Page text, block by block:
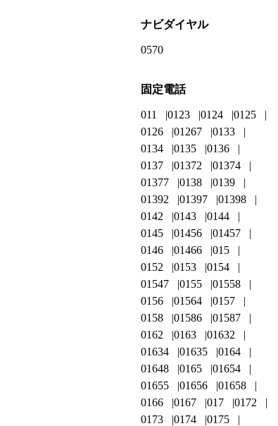
ナビダイヤル
0570
固定電話
011 0123 0124
0125
0126
01267
0133
0134
0135
0136
0137
01372
01374
01377
0138
0139
01392
01397
01398
0142
0143
0144
0145
01456
01457
0146
01466
015
0152
0153
0154
01547
0155
01558
0156
01564
0157
0158
01586
01587
0162
0163
01632
01634
01635
0164
01648
0165
01654
01655
01656
01658
0166
0167 017
0172
0173
0174
0175